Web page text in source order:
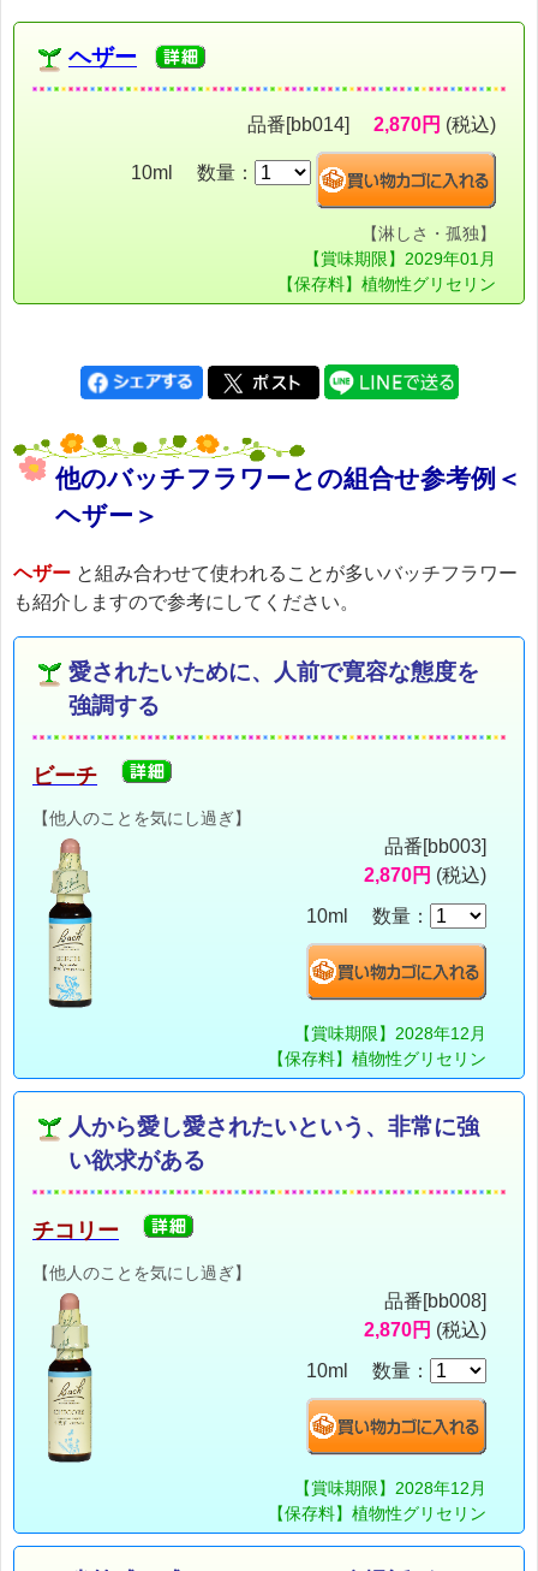
ヘザー
品番[bb014] 2,870円 (税込)
10ml 数量：
【淋しさ・孤独】
【賞味期限】2029年01月
【保存料】植物性グリセリン
他のバッチフラワーとの組合せ参考例＜
ヘザー＞
ヘザー と組み合わせて使われることが多いバッチフラワー
も紹介しますので参考にしてください。
愛されたいために、人前で寛容な態度を
強調する
ビーチ
【他人のことを気にし過ぎ】
品番[bb003]
2,870円 (税込)
10ml 数量：
【賞味期限】2028年12月
【保存料】植物性グリセリン
人から愛し愛されたいという、非常に強
い欲求がある
チコリー
【他人のことを気にし過ぎ】
品番[bb008]
2,870円 (税込)
10ml 数量：
【賞味期限】2028年12月
【保存料】植物性グリセリン